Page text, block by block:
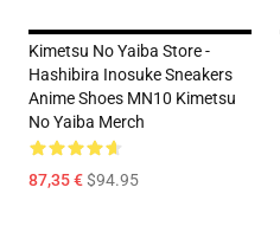
Kimetsu No Yaiba Store -
Hashibira Inosuke Sneakers
Anime Shoes MN10 Kimetsu
No Yaiba Merch
87,35 €$94.95